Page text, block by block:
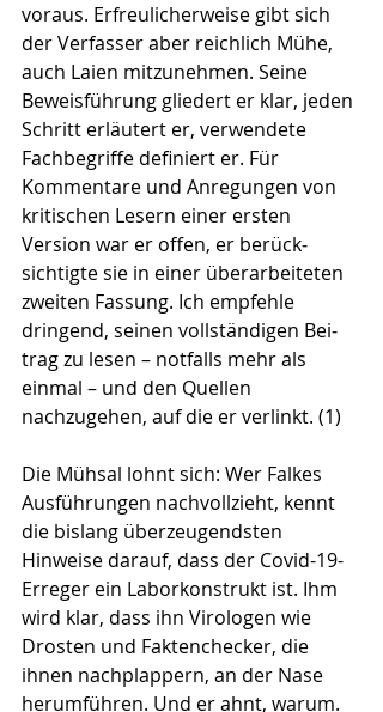
voraus. Erfreulicher­weise gibt sich
der Verfasser aber reichlich Mühe,
auch Laien mitzunehmen. Seine
Beweisführung gliedert er klar, jeden
Schritt erläutert er, verwendete
Fachbegriffe definiert er. Für
Kommentare und Anregungen von
kriti­schen Lesern einer ersten
Version war er offen, er berück­
sichtigte sie in einer überarbeiteten
zweiten Fas­sung. Ich empfehle
dringend, seinen vollständigen Bei­
trag zu lesen – notfalls mehr als
einmal – und den Quel­len
nachzugehen, auf die er verlinkt. (1)
Die Mühsal lohnt sich: Wer Falkes
Ausführungen nach­vollzieht, kennt
die bislang überzeugendsten
Hinweise darauf, dass der Covid-19-
Erreger ein Laborkonstrukt ist. Ihm
wird klar, dass ihn Virologen wie
Drosten und Faktenchecker, die
ihnen nachplappern, an der Nase
herumführen. Und er ahnt, warum.